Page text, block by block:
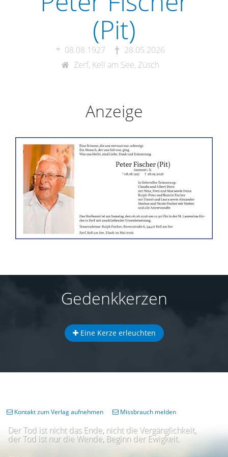
(Pit)
08.08.1927
28.05.2026
Zerf, Kell am See, Züsch
Anzeige
Gedenkkerzen
Eine Kerze erleuchten
Der Tod ist nicht das Ende, nicht die Vergänglichkeit,
der Tod ist nur die Wende, Beginn der Ewigkeit.
Kontakt zum Verlag aufnehmen Missbrauch melden